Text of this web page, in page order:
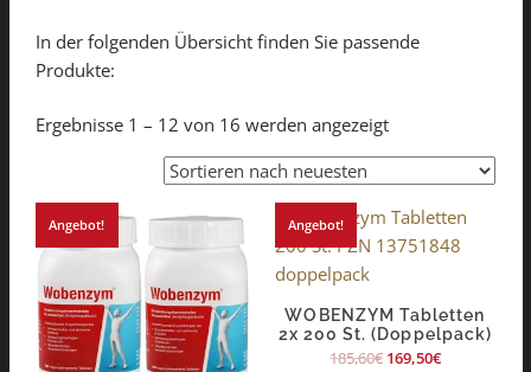
In der folgenden Übersicht finden Sie passende
Produkte:
Ergebnisse 1 – 12 von 16 werden angezeigt
Angebot! Angebot!
WOBENZYM Tabletten
2x 200 St. (Doppelpack)
185,60€ 169,50€